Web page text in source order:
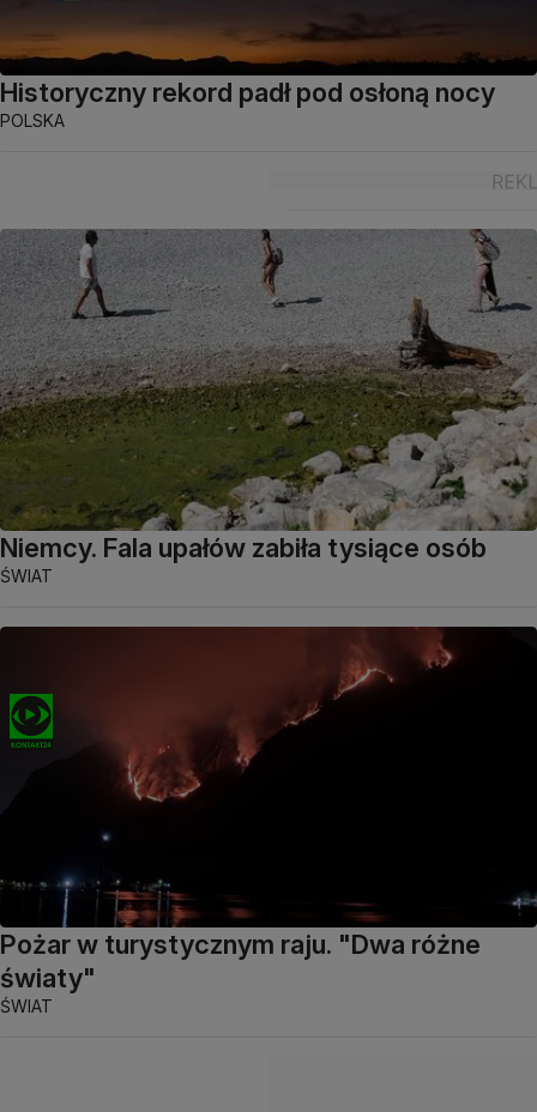
Historyczny rekord padł pod osłoną nocy
POLSKA
Niemcy. Fala upałów zabiła tysiące osób
ŚWIAT
Pożar w turystycznym raju. "Dwa różne
światy"
ŚWIAT